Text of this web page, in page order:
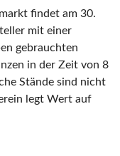
findet am 30.
mit einer
gebrauchten
in der Zeit von 8
Stände sind nicht
legt Wert auf